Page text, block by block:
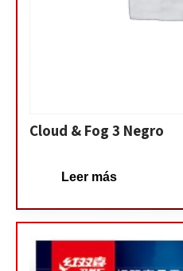
Cloud & Fog 3 Negro
Leer más